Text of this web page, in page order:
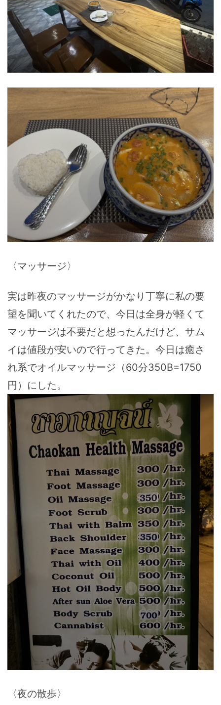
〈マッサージ〉
実は昨夜のマッサージがかなり丁寧に私の要
望を聞いてくれたので、今日は全身が軽くて
マッサージは不要だと想ったんだけど、サム
イは値段が安いので行ってきた。今日は癒さ
れ系でオイルマッサージ（60分350B=1750
円）にした。
〈夜の散歩〉